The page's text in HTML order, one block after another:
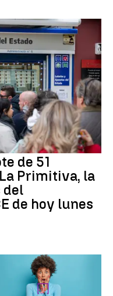
de 51
Primitiva, la
del
de hoy lunes